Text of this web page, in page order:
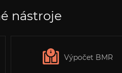
nástroje
Výpočet BMR